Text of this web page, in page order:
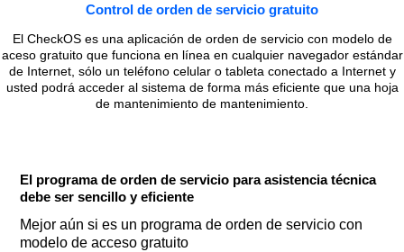
Control de orden de servicio gratuito
El CheckOS es una aplicación de orden de servicio con modelo de
aceso gratuito que funciona en línea en cualquier navegador estándar
de Internet, sólo un teléfono celular o tableta conectado a Internet y
usted podrá acceder al sistema de forma más eficiente que una hoja
de mantenimiento de mantenimiento.
El programa de orden de servicio para asistencia técnica
debe ser sencillo y eficiente
Mejor aún si es un programa de orden de servicio con
modelo de acceso gratuito